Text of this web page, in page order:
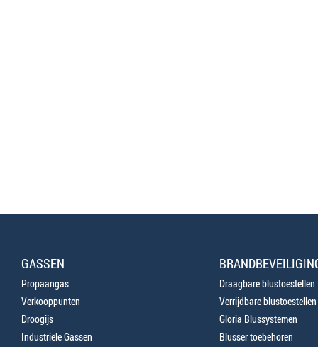
GASSEN
Propaangas
Verkooppunten
Droogijs
Industriële Gassen
Draagbare blustoestellen
Verrijdbare blustoestellen
Gloria Blussystemen
Blusser toebehoren